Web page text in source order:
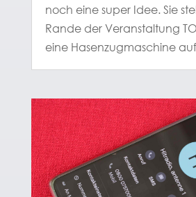
noch eine super Idee. Sie
Rande der Veranstaltung
eine Hasenzugmaschine